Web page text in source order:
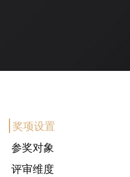
奖项设置
参奖对象
评审维度